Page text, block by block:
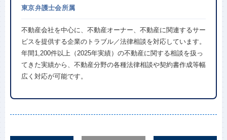
東京弁護士会所属
不動産会社を中心に、不動産オーナー、不動産に関連するサー
ビスを提供する企業のトラブル／法律相談を対応しています。
年間1,200件以上（2025年実績）の不動産に関する相談を扱っ
てきた実績から、不動産分野の各種法律相談や契約書作成等幅
広く対応が可能です。